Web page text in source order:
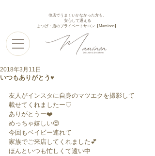
他店でうまくいかなかった方も、
安心して通える
まつげ・眉のプライベートサロン【Maminon】
いつもありがとう♥︎︎
2018年3月11日
友人がインスタに自身のマツエクを撮影して
載せてくれましたー♡
ありがとうー❤️
めっちゃ嬉しい😍
今回もベイビー連れて
家族でご来店してくれました💕
ほんといつも忙しくて遠い中